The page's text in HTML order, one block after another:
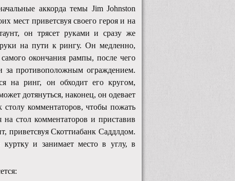
аккорда темы Jim Johnston
мест приветсвуя своего героя и на
он трясет руками и сразу же
на пути к рингу. Он медленно,
окончания рампы, после чего
за противоположным ограждением.
на ринг, он обходит его кругом,
дотянуться, наконец, он одевает
столу комментаторов, чтобы пожать
стол комментаторов и приставив
приветсвуя Скоттиабанк Саддлдом.
и занимает место в углу, в